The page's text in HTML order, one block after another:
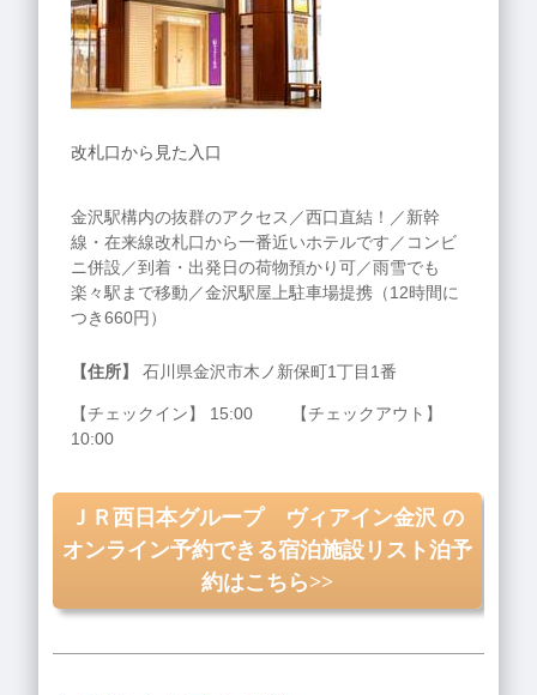
改札口から見た入口
金沢駅構内の抜群のアクセス／西口直結！／新幹
線・在来線改札口から一番近いホテルです／コンビ
ニ併設／到着・出発日の荷物預かり可／雨雪でも
楽々駅まで移動／金沢駅屋上駐車場提携（12時間に
つき660円）
【住所】 石川県金沢市木ノ新保町1丁目1番
【チェックイン】 15:00 【チェックアウト】
10:00
ＪＲ西日本グループ ヴィアイン金沢 の
オンライン予約できる宿泊施設リスト泊予
約はこちら>>